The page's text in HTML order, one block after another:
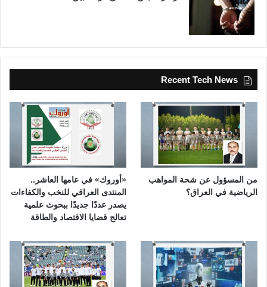
Recent Tech News
من المسؤول عن شحة المواهب
الرياضية في العراق؟
«أوروك» في عامها العاشر..
المنتدى العراقي للنخب والكفاءات
يصدر عددًا جديدًا ببحوث علمية
تعالج قضايا الاقتصاد والطاقة